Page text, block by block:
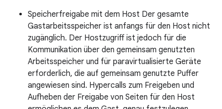
Speicherfreigabe mit dem Host Der gesamte
Gastarbeitsspeicher ist anfangs für den Host nicht
zugänglich. Der Hostzugriff ist jedoch für die
Kommunikation über den gemeinsam genutzten
Arbeitsspeicher und für paravirtualisierte Geräte
erforderlich, die auf gemeinsam genutzte Puffer
angewiesen sind. Hypercalls zum Freigeben und
Aufheben der Freigabe von Seiten für den Host